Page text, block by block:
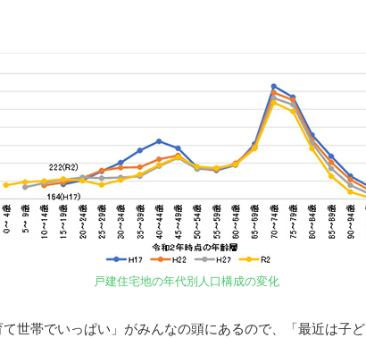
戸建住宅地の年代別人口構成の変化
世帯でいっぱい」がみんなの頭にあるので、「最近は子